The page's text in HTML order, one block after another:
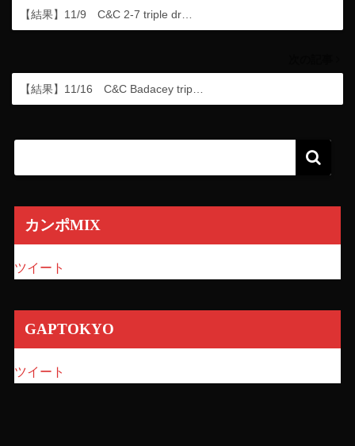
【結果】11/9 C&C 2-7 triple dr…
【結果】11/16 C&C Badacey trip…
カンポMIX
ツイート
GAPTOKYO
ツイート